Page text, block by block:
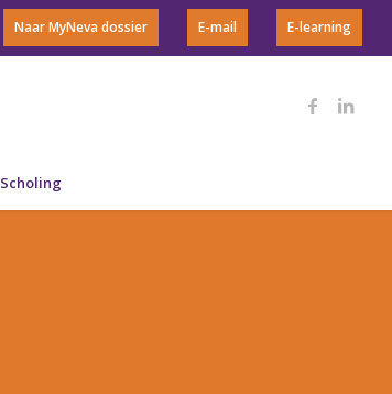
Naar MyNeva dossier E-mail E-learning
Scholing